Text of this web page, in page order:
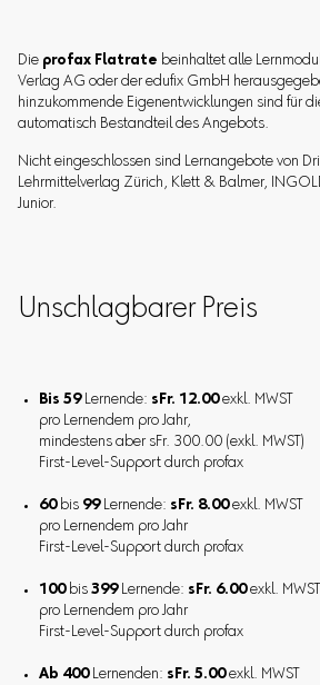
Die profax Flatrate beinhaltet alle
Verlag AG oder der edufix GmbH
hinzukommende Eigenentwicklungen sind für
automatisch Bestandteil des Angebots.
Nicht eingeschlossen sind Lernangebote von
Lehrmittelverlag Zürich, Klett & Balmer,
Junior.
Unschlagbarer Preis
Bis 59Lernende: sFr. 12.00exkl. MWST
pro Lernendem pro Jahr,
mindestens aber sFr. 300.00 (exkl. MWST)
First-Level-Support durch profax
60bis 99Lernende: sFr. 8.00exkl. MWST
pro Lernendem pro Jahr
First-Level-Support durch profax
100bis 399Lernende: sFr. 6.00exkl. MWST
pro Lernendem pro Jahr
First-Level-Support durch profax
Ab 400Lernenden: sFr. 5.00exkl. MWST